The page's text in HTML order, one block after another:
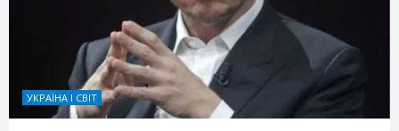
УКРАЇНА І СВІТ